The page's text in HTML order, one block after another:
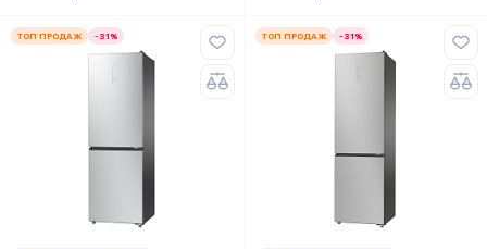
ТОП ПРОДАЖ -31% ТОП ПРОДАЖ -31%